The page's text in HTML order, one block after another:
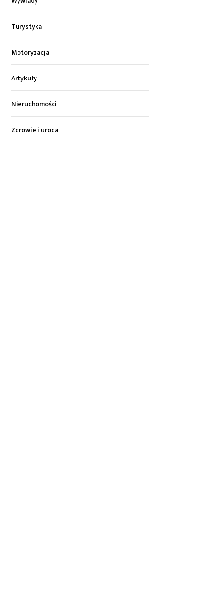
Turystyka
Motoryzacja
Artykuły
Nieruchomości
Zdrowie i uroda